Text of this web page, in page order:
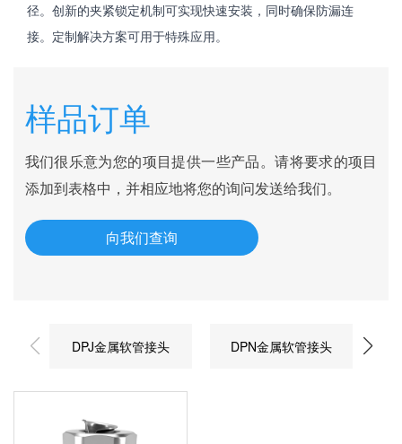
径。创新的夹紧锁定机制可实现快速安装，同时确保防漏连
接。定制解决方案可用于特殊应用。
样品订单
我们很乐意为您的项目提供一些产品。请将要求的项目
添加到表格中，并相应地将您的询问发送给我们。
向我们查询
DPJ金属软管接头 DPN金属软管接头